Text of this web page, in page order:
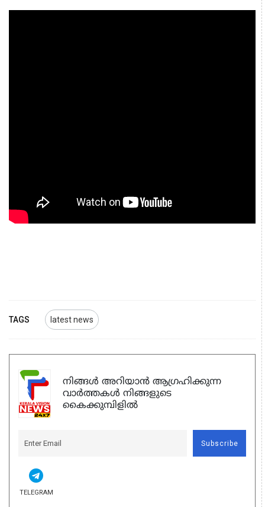
TAGS latest news
നിങ്ങൾ അറിയാൻ ആഗ്രഹിക്കുന്ന
വാർത്തകൾ നിങ്ങളുടെ
കൈക്കുമ്പിളിൽ
Subscribe
TELEGRAM